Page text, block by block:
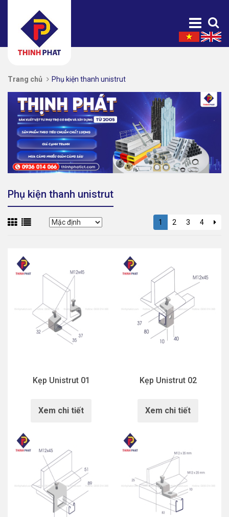
Trang chủ Phụ kiện thanh unistrut
Phụ kiện thanh unistrut
1 2 3 4
Kẹp Unistrut 01
Xem chi tiết
Kẹp Unistrut 02
Xem chi tiết